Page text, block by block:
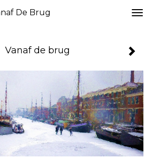
De Brug
Vanaf de brug